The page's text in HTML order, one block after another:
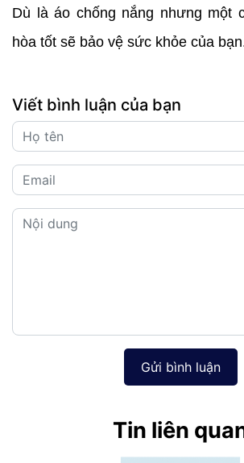
Dù là áo chống nắng nhưng một
hòa tốt sẽ bảo vệ sức khỏe của
Viết bình luận của bạn
Gửi bình luận
Tin liên